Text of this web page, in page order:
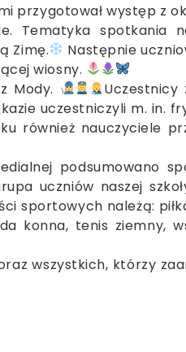
przygotował występ z
Tematyka spotkania
Zimę.
Następnie
wiosny.
Mody.
Uczestnicy
uczestniczyli m. in.
również nauczyciele
podsumowano
uczniów naszej
sportowych należą:
konna, tenis ziemny,
wszystkich, którzy